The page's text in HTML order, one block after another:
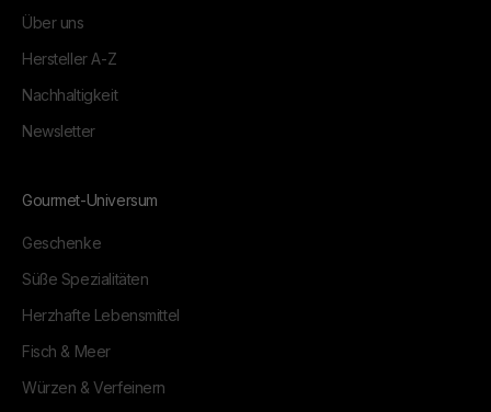
Über uns
Hersteller A-Z
Nachhaltigkeit
Newsletter
Gourmet-Universum
Geschenke
Süße Spezialitäten
Herzhafte Lebensmittel
Fisch & Meer
Würzen & Verfeinern